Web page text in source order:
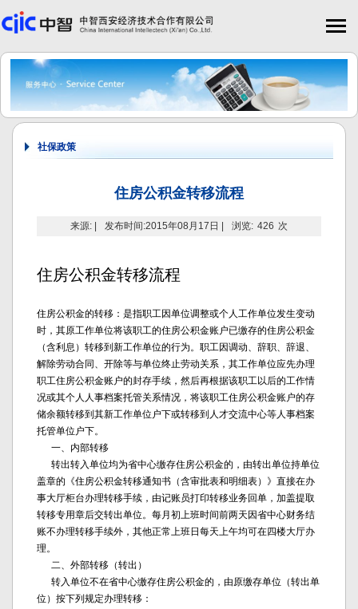
社保政策
住房公积金转移流程
来源: | 发布时间:2015年08月17日 | 浏览: 426 次
住房公积金转移流程
住房公积金的转移：是指职工因单位调整或个人工作单位发生变动
时，其原工作单位将该职工的住房公积金账户已缴存的住房公积金
（含利息）转移到新工作单位的行为。职工因调动、辞职、辞退、
解除劳动合同、开除等与单位终止劳动关系，其工作单位应先办理
职工住房公积金账户的封存手续，然后再根据该职工以后的工作情
况或其个人人事档案托管关系情况，将该职工住房公积金账户的存
储余额转移到其新工作单位户下或转移到人才交流中心等人事档案
托管单位户下。
一、内部转移
转出转入单位均为省中心缴存住房公积金的，由转出单位持单位
盖章的《住房公积金转移通知书（含审批表和明细表）》直接在办
事大厅柜台办理转移手续，由记账员打印转移业务回单，加盖提取
转移专用章后交转出单位。每月初上班时间前两天因省中心财务结
账不办理转移手续外，其他正常上班日每天上午均可在四楼大厅办
理。
二、外部转移（转出）
转入单位不在省中心缴存住房公积金的，由原缴存单位（转出单
位）按下列规定办理转移：